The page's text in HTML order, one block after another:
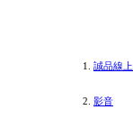
誠品線上
影音